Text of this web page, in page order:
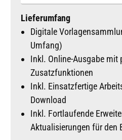
Lieferumfang
Digitale
Umfang)
Inkl. Online-Ausgabe mit
Zusatzfunktionen
Inkl. Einsatzfertige
Download
Inkl. Fortlaufende
Aktualisierungen für den